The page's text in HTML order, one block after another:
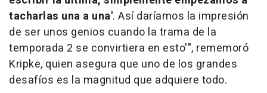
tacharlas una a una'. Así daríamos la impresión
de ser unos genios cuando la trama de la
temporada 2 se convirtiera en esto'", rememoró
Kripke, quien asegura que uno de los grandes
desafíos es la magnitud que adquiere todo.